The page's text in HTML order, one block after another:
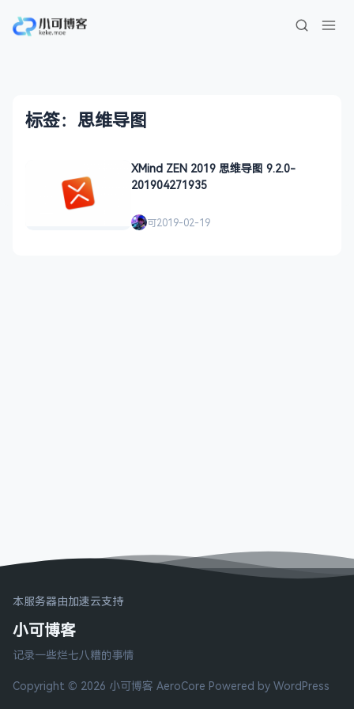
标签：思维导图
XMind ZEN 2019 思维导图 9.2.0-
201904271935
可2019-02-19
本服务器由加速云支持
小可博客
记录一些烂七八糟的事情
Copyright © 2026 小可博客 AeroCore Powered by WordPress